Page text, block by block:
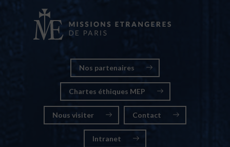
Nos partenaires
Chartes éthiques MEP
Nous visiter Contact
Intranet